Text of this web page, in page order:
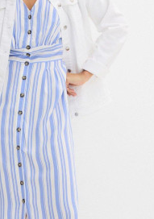
42 44
SORTIERUNG